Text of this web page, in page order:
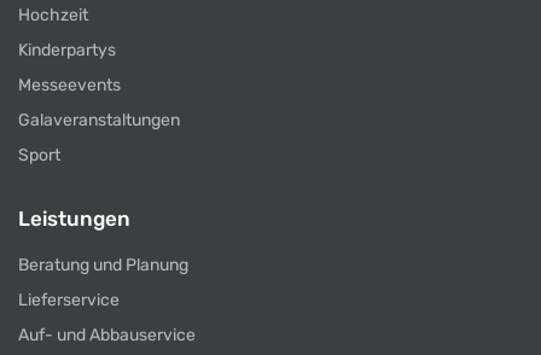
Hochzeit
Kinderpartys
Messeevents
Galaveranstaltungen
Sport
Leistungen
Beratung und Planung
Lieferservice
Auf- und Abbauservice